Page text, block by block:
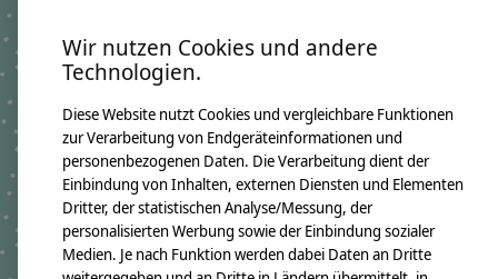
Produktangaben:
GTIN: 4250608120938
Bezugsmaß:
Höhe ca.50cm
Rohlingmaß:
Höhe 35cm
Durchmesser ca. 11cm
Bezugmaterial:
100% Baumwollstoff OEKO-TEX 100
Wir nutzen Cookies und andere
Technologien.
Diese Website nutzt Cookies und vergleichbare Funktionen
zur Verarbeitung von Endgeräteinformationen und
personenbezogenen Daten. Die Verarbeitung dient der
Einbindung von Inhalten, externen Diensten und Elementen
Dritter, der statistischen Analyse/Messung, der
personalisierten Werbung sowie der Einbindung sozialer
Medien. Je nach Funktion werden dabei Daten an Dritte